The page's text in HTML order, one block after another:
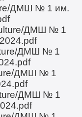
ДМШ № 1 им.
ДМШ № 1
ДМШ № 1
ДМШ № 1
ДМШ № 1